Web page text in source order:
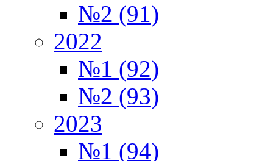
№2 (91)
2022
№1 (92)
№2 (93)
2023
№1 (94)